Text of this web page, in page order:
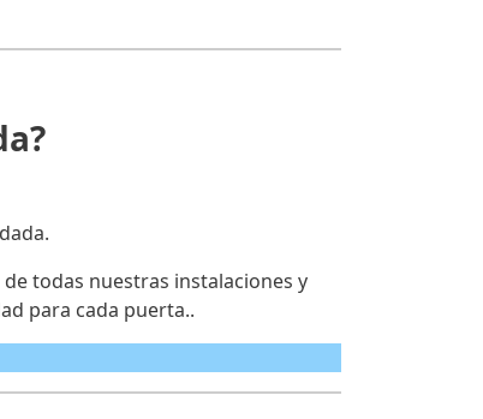
todas nuestras instalaciones y
para cada puerta..